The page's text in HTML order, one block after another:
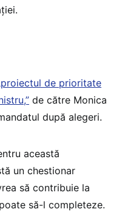
de prioritate
de către Monica
după alegeri.
această
un chestionar
să contribuie la
să-l completeze.